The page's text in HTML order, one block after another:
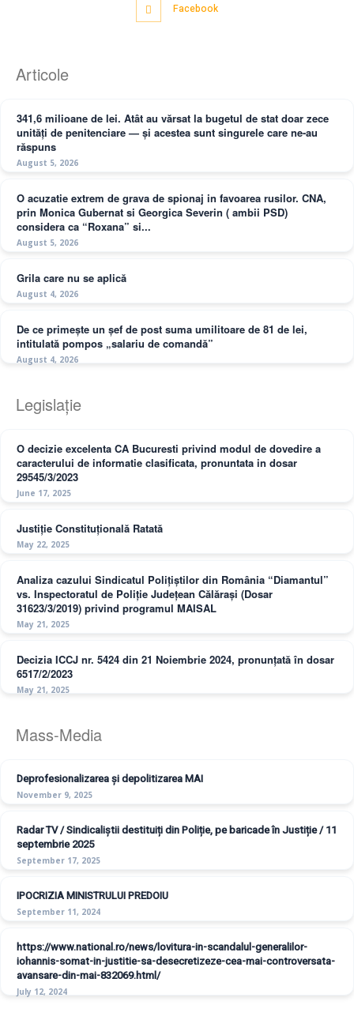
Facebook
Articole
341,6 milioane de lei. Atât au vărsat la bugetul de stat doar zece
unități de penitenciare — și acestea sunt singurele care ne-au
răspuns
August 5, 2026
O acuzatie extrem de grava de spionaj in favoarea rusilor. CNA,
prin Monica Gubernat si Georgica Severin ( ambii PSD)
considera ca “Roxana” si...
August 5, 2026
Grila care nu se aplică
August 4, 2026
De ce primește un șef de post suma umilitoare de 81 de lei,
intitulată pompos „salariu de comandă”
August 4, 2026
Legislație
O decizie excelenta CA Bucuresti privind modul de dovedire a
caracterului de informatie clasificata, pronuntata in dosar
29545/3/2023
June 17, 2025
Justiție Constituțională Ratată
May 22, 2025
Analiza cazului Sindicatul Polițiștilor din România “Diamantul”
vs. Inspectoratul de Poliție Județean Călărași (Dosar
31623/3/2019) privind programul MAISAL
May 21, 2025
Decizia ICCJ nr. 5424 din 21 Noiembrie 2024, pronunțată în dosar
6517/2/2023
May 21, 2025
Mass-Media
Deprofesionalizarea și depolitizarea MAI
November 9, 2025
Radar TV / Sindicaliștii destituiți din Poliție, pe baricade în Justiție / 11
septembrie 2025
September 17, 2025
IPOCRIZIA MINISTRULUI PREDOIU
September 11, 2024
https://www.national.ro/news/lovitura-in-scandalul-generalilor-
iohannis-somat-in-justitie-sa-desecretizeze-cea-mai-controversata-
avansare-din-mai-832069.html/
July 12, 2024